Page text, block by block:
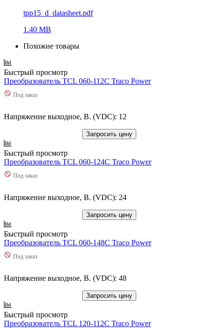
tpp15_d_datasheet.pdf
1.40 MB
Похожие товары
Быстрый просмотр
Преобразователь TCL 060-112C Traco Power
Под заказ
Напряжение выходное, В. (VDC): 12
Запросить цену
Быстрый просмотр
Преобразователь TCL 060-124C Traco Power
Под заказ
Напряжение выходное, В. (VDC): 24
Запросить цену
Быстрый просмотр
Преобразователь TCL 060-148C Traco Power
Под заказ
Напряжение выходное, В. (VDC): 48
Запросить цену
Быстрый просмотр
Преобразователь TCL 120-112C Traco Power